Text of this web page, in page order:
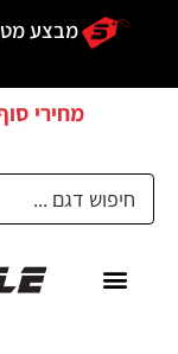
מבצע מטורף ל-2026
מחירי